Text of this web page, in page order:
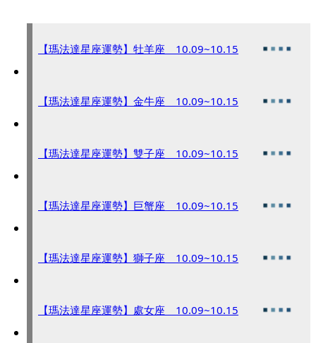
【瑪法達星座運勢】牡羊座 10.09~10.15
【瑪法達星座運勢】金牛座 10.09~10.15
【瑪法達星座運勢】雙子座 10.09~10.15
【瑪法達星座運勢】巨蟹座 10.09~10.15
【瑪法達星座運勢】獅子座 10.09~10.15
【瑪法達星座運勢】處女座 10.09~10.15